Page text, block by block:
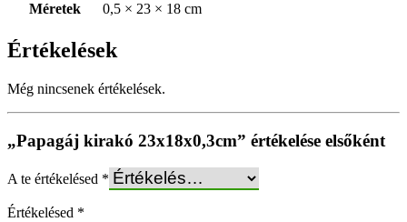
Méretek
0,5 × 23 × 18 cm
Értékelések
Még nincsenek értékelések.
„Papagáj kirakó 23x18x0,3cm” értékelése elsőként
A te értékelésed *
Értékelésed *